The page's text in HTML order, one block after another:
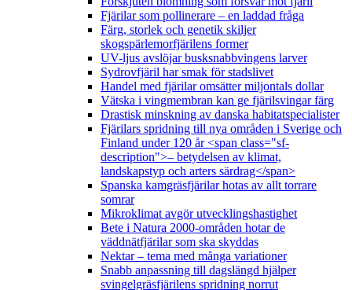
Fjärilar som pollinerare – en laddad fråga
Färg, storlek och genetik skiljer
skogspärlemorfjärilens former
UV-ljus avslöjar busksnabbvingens larver
Sydrovfjäril har smak för stadslivet
Handel med fjärilar omsätter miljontals dollar
Vätska i vingmembran kan ge fjärilsvingar färg
Drastisk minskning av danska habitatspecialister
Fjärilars spridning till nya områden i Sverige och
Finland under 120 år <span class="sf-
description">– betydelsen av klimat,
landskapstyp och arters särdrag</span>
Spanska kamgräsfjärilar hotas av allt torrare
somrar
Mikroklimat avgör utvecklingshastighet
Bete i Natura 2000-områden hotar de
väddnätfjärilar som ska skyddas
Nektar – tema med många variationer
Snabb anpassning till dagslängd hjälper
svingelgräsfjärilens spridning norrut